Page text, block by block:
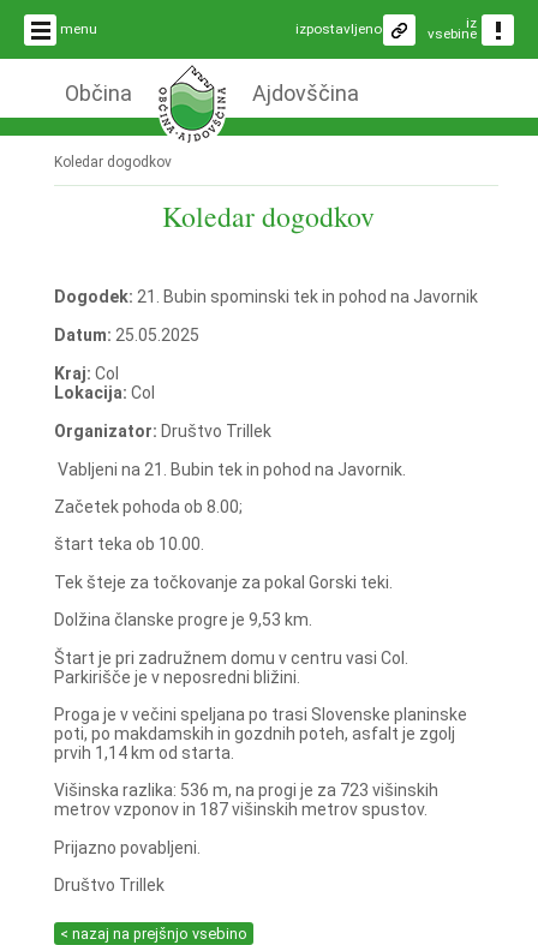
menu iz
vsebine
izpostavljeno
Občina Ajdovščina
Koledar dogodkov
Koledar dogodkov
Dogodek: 21. Bubin spominski tek in pohod na Javornik
Datum: 25.05.2025
Kraj: Col
Lokacija: Col
Organizator: Društvo Trillek
Vabljeni na 21. Bubin tek in pohod na Javornik.
Začetek pohoda ob 8.00;
štart teka ob 10.00.
Tek šteje za točkovanje za pokal Gorski teki.
Dolžina članske progre je 9,53 km.
Štart je pri zadružnem domu v centru vasi Col.
Parkirišče je v neposredni bližini.
Proga je v večini speljana po trasi Slovenske planinske
poti, po makdamskih in gozdnih poteh, asfalt je zgolj
prvih 1,14 km od starta.
Višinska razlika: 536 m, na progi je za 723 višinskih
metrov vzponov in 187 višinskih metrov spustov.
Prijazno povabljeni.
Društvo Trillek
< nazaj na prejšnjo vsebino